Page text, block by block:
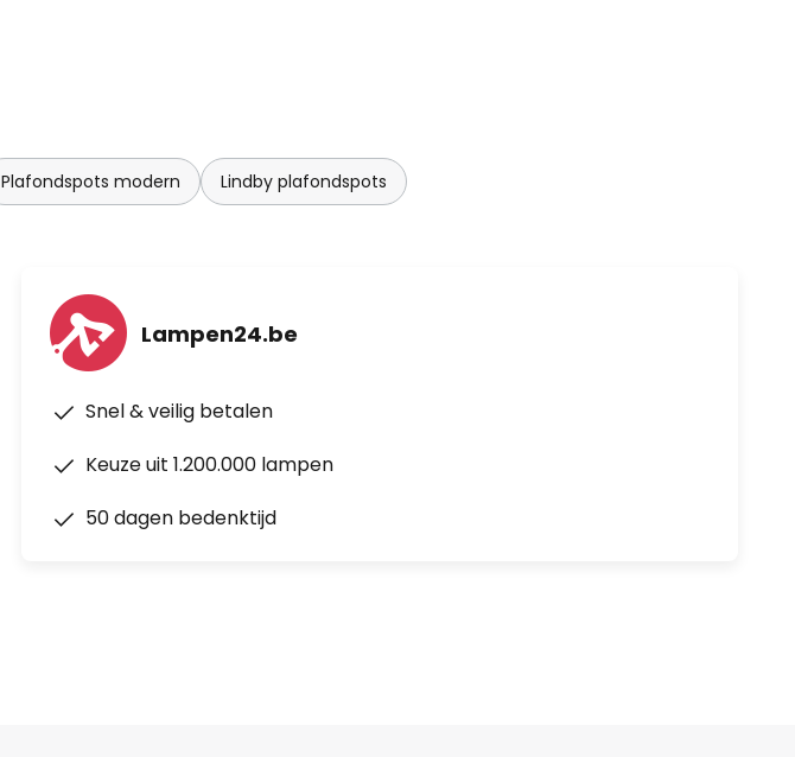
Plafondspots modern Lindby plafondspots
Lampen24.be
Snel & veilig betalen
Keuze uit 1.200.000 lampen
50 dagen bedenktijd